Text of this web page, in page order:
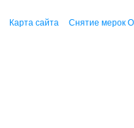
Карта сайта Снятие мерок